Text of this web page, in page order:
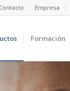
Empresa
Formación